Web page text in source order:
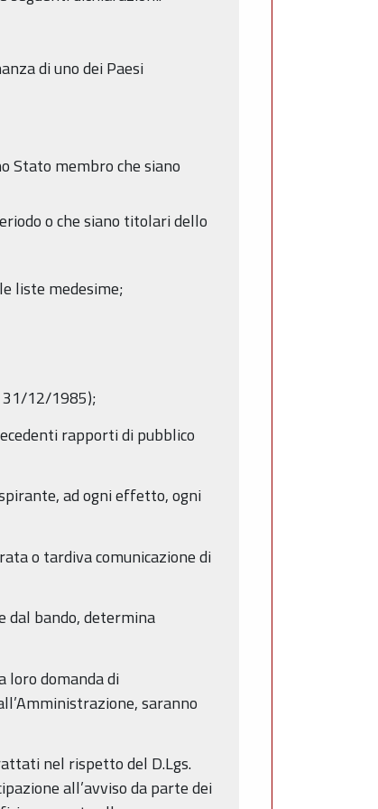
di uno dei Paesi
Stato membro che siano
o che siano titolari dello
liste medesime;
31/12/1985);
rapporti di pubblico
ad ogni effetto, ogni
o tardiva comunicazione di
dal bando, determina
loro domanda di
saranno
nel rispetto del D.Lgs.
all’avviso da parte dei